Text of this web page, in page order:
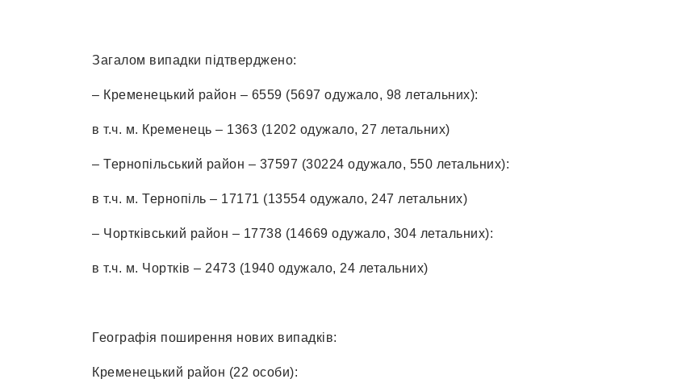
Загалом випадки підтверджено:
– Кременецький район – 6559 (5697 одужало, 98 летальних):
в т.ч. м. Кременець – 1363 (1202 одужало, 27 летальних)
– Тернопільський район – 37597 (30224 одужало, 550 летальних):
в т.ч. м. Тернопіль – 17171 (13554 одужало, 247 летальних)
– Чортківський район – 17738 (14669 одужало, 304 летальних):
в т.ч. м. Чортків – 2473 (1940 одужало, 24 летальних)
Географія поширення нових випадків:
Кременецький район (22 особи):